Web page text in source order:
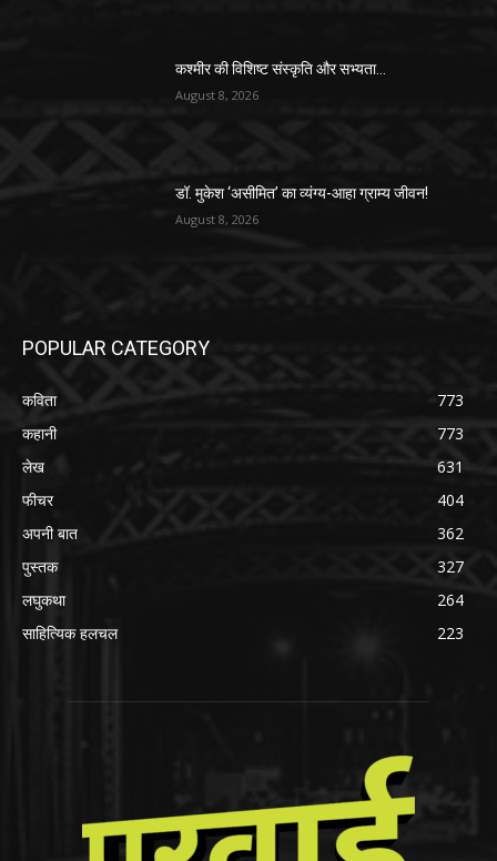
कश्मीर की विशिष्ट संस्कृति और सभ्यता…
August 8, 2026
डॉ. मुकेश ‘असीमित’ का व्यंग्य-आहा ग्राम्य जीवन!
August 8, 2026
POPULAR CATEGORY
कविता
773
कहानी
773
लेख
631
फीचर
404
अपनी बात
362
पुस्तक
327
लघुकथा
264
साहित्यिक हलचल
223